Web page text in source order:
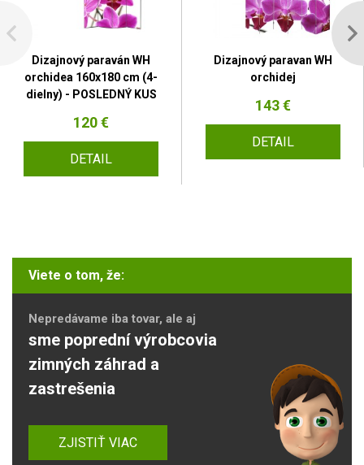
Dizajnový paraván WH
orchidea 160x180 cm (4-
dielny) - POSLEDNÝ KUS
120 €
DETAIL
Dizajnový paravan WH
orchidej
143 €
DETAIL
Viete o tom, že:
Nepredávame iba tovar, ale aj
sme poprední výrobcovia
zimných záhrad a
zastrešenia
ZJISTIŤ VIAC